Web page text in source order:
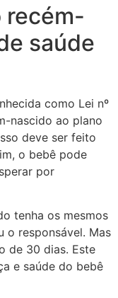
recém-
saúde
como Lei nº
nascido ao plano
deve ser feito
o bebê pode
por
tenha os mesmos
o responsável. Mas
de 30 dias. Este
e saúde do bebê